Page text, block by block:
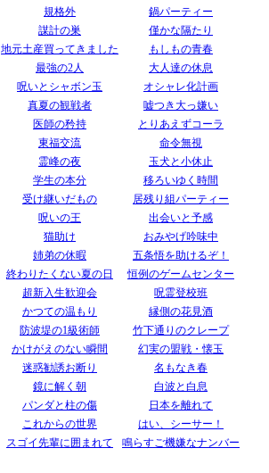
規格外
鍋パーティー
謀計の巣
僅かな隔たり
地元土産買ってきました
もしもの青春
最強の2人
大人達の休息
呪いとシャボン玉
オシャレ化計画
真夏の観戦者
嘘つき大っ嫌い
医師の矜持
とりあえずコーラ
東福交流
命令無視
霊峰の夜
玉犬と小休止
学生の本分
移ろいゆく時間
受け継いだもの
居残り組パーティー
呪いの王
出会いと予感
猫助け
おみやげ吟味中
姉弟の休暇
五条悟を助けるぞ！
終わりたくない夏の日
恒例のゲームセンター
超新入生歓迎会
呪霊登校班
かつての温もり
縁側の花見酒
防波堤の1級術師
竹下通りのクレープ
かけがえのない瞬間
幻実の盟戦・懐玉
迷惑勧誘お断り
名もなき春
鏡に解く朝
白波と白息
パンダと柱の傷
日本を離れて
これからの世界
はい、シーサー！
スゴイ先輩に囲まれて
鳴らすご機嫌なナンバー